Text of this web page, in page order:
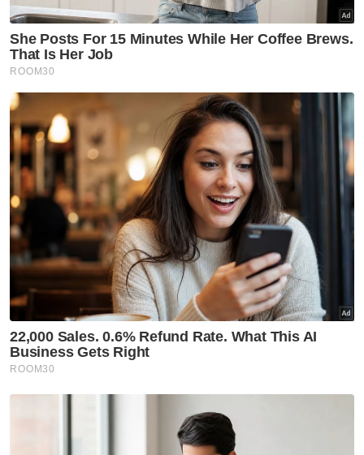
makroekonomi domestik yang kukuh dan
pendapatan korporat yang bertambah baik.
Affin Bank Bhd pula menjangkakan FBM KLCI
mencecah paras 1,850 mata tahun depan
berbanding anggaran 1,650 mata bagi 2024,
dipacu oleh pertumbuhan berterusan
pendapatan korporat manakala MIDF
Research mengunjurkan indeks utama itu
melepasi paras 1,800 mata kepada 2025.
Bagaimanapun, ketidaktentuan perdagangan
yang semakin meningkat dan potensi
peralihan dasar AS di bawah pentadbiran
Presiden Donald Trump boleh menyebabkan
pasaran ekuiti global menjadi tidak menentu
dalam tempoh terdekat ini.
Mengenai terbitan IPO, Bursa Malaysia
dijangka menyenaraikan 50 IPO tahun depan,
kembali semula ke tahap penyertaan awam
yang tinggi seperti dua dekad lepas. -